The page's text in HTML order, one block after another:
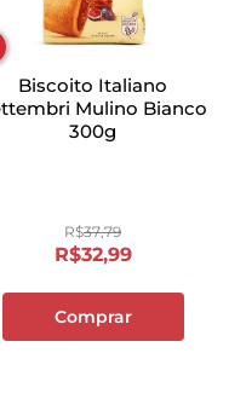
Biscoito Italiano
Mulino Bianco
300g
R$37,79
R$32,99
Comprar